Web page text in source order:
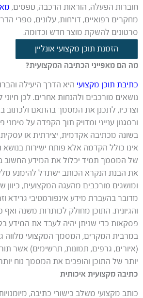
חוברות הפעלה, הוראות הרכבה, טפסים,
מחקרים רפואיים, דו”חות, עלונים, ספרי
סרטונים להשקת מוצר חדש וכדומה.
הזמנת תוכן מקצועי אונליין
מה הם מאפייני הכתיבה המקצועית?
כתיבת תוכן מקצועי היא הדרך היעילה
נושאים מורכבים ולהנחות אחרים. לכן
וצרכיו, לתכנן את המסמך בהתאם ולכתוב
ובסגנון ענייני ומדויק תוך הקפדה על סימני
בשונה מכתיבה אקדמית, יצירתית או
אינו כולל הקדמה אלא פותח ישירות
של המסמך תמיד יכלול את המידע החשוב
את הבנת הנקרא הכותב ישתדל להימנע
ומושגים מורכבים מהעגה המקצועית, כיוון
מדובר בהעברת מידע אינפורמטיבי גרידא
והגיונית. התוכן מחולק לכותרות משנה ואף
פסקאות כדי שניתן יהיה לעבד את המידע
במרבית המקרים, המסמך המקצועי מלווה
(איורים, גרפים, תמונות, תרשימים) אשר
יותר של התוכן והופכים את המסמך נוח
כתיבה מקצועית איכותית
כותב מקצועי משלב כישורי כתיבה,